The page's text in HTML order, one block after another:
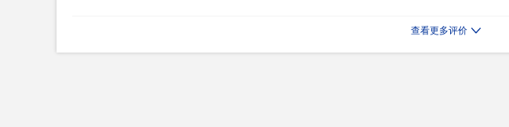
查看更多评价